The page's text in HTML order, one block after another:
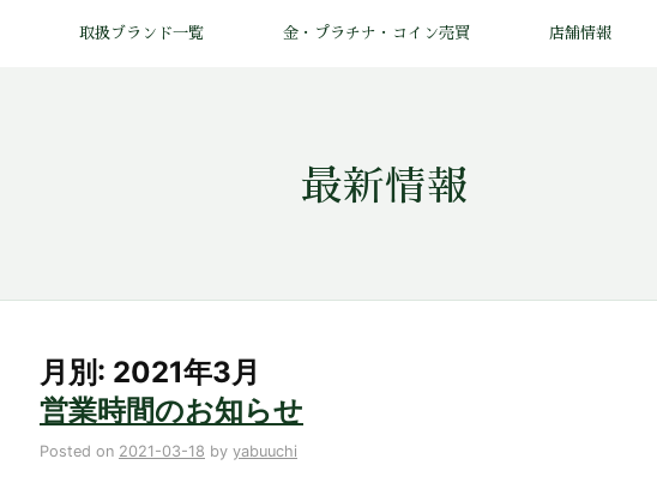
取扱ブランド一覧 金・プラチナ・コイン売買 店舗情報
最新情報
月別: 2021年3月
営業時間のお知らせ
Posted on 2021-03-18 by yabuuchi